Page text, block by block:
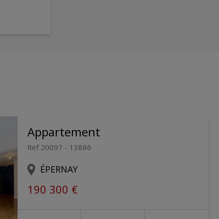
Appartement
Ref 20097 - 13886
ÉPERNAY
190 300 €